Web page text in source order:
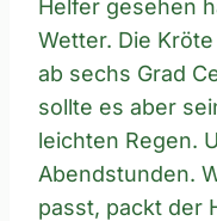
Helfer gesehen
Wetter. Die
ab sechs Grad
sollte es aber
leichten Regen.
Abendstunden.
passt, packt der